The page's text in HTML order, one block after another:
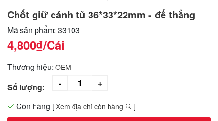
Chốt giữ cánh tủ 36*33*22mm - đế thẳng
Mã sản phẩm: 33103
4,800₫/Cái
Thương hiệu: OEM
Số lượng:
Còn hàng [ Xem địa chỉ còn hàng ]